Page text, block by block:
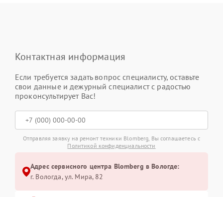
Контактная информация
Если требуется задать вопрос специалисту, оставьте
свои данные и дежурный специалист с радостью
проконсультирует Вас!
Отправляя заявку на ремонт техники Blomberg, Вы соглашаетесь с
Политикой конфиденциальности
Адрес сервисного центра Blomberg в Вологде:
г. Вологда, ул. Мира, 82